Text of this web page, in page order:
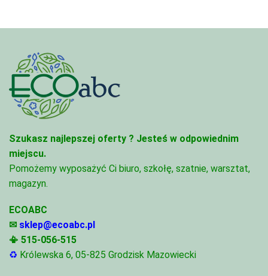
Szukasz najlepszej oferty ? Jesteś w odpowiednim
miejscu.
Pomożemy wyposażyć Ci biuro, szkołę, szatnie, warsztat,
magazyn.
ECOABC
✉ sklep@ecoabc.pl
📳 515-056-515
♻ Królewska 6, 05-825 Grodzisk Mazowiecki